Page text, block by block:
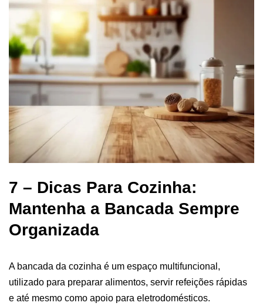
7 – Dicas Para Cozinha:
Mantenha a Bancada Sempre
Organizada
A bancada da cozinha é um espaço multifuncional,
utilizado para preparar alimentos, servir refeições rápidas
e até mesmo como apoio para eletrodomésticos.